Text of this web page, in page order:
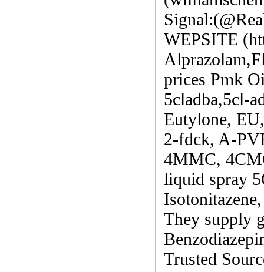
WEPSITE
prices Pmk
5cladba,5cl-
Eutylone,
2-fdck, A-
4MMC,
liquid spray
They supply
Trusted